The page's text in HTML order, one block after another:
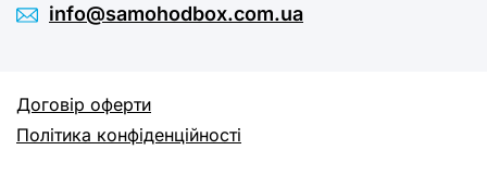
info@samohodbox.com.ua
Договір оферти
Політика конфіденційності